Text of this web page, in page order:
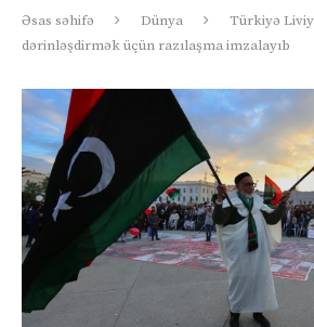
Əsas səhifə Dünya
Türkiyə
dərinləşdirmək üçün razılaşma imzalayıb